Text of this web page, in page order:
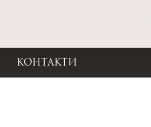
КОНТАКТИ